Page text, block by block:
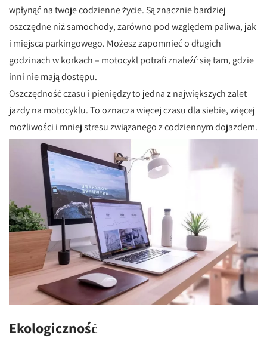
wpłynąć na twoje codzienne życie. Są znacznie bardziej
oszczędne niż samochody, zarówno pod względem paliwa, jak
i miejsca parkingowego. Możesz zapomnieć o długich
godzinach w korkach – motocykl potrafi znaleźć się tam, gdzie
inni nie mają dostępu.
Oszczędność czasu i pieniędzy to jedna z największych zalet
jazdy na motocyklu. To oznacza więcej czasu dla siebie, więcej
możliwości i mniej stresu związanego z codziennym dojazdem.
Ekologiczność